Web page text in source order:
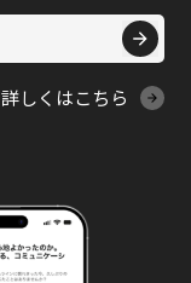
詳しくはこちら